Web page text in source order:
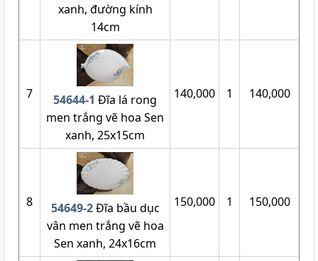
xanh, đường kính
14cm
7 54644-1 Đĩa lá rong
men trắng vẽ hoa Sen
xanh, 25x15cm
140,000 1 140,000
8 54649-2Đĩa bầu dục
vân men trắng vẽ hoa
Sen xanh, 24x16cm
150,000 1 150,000